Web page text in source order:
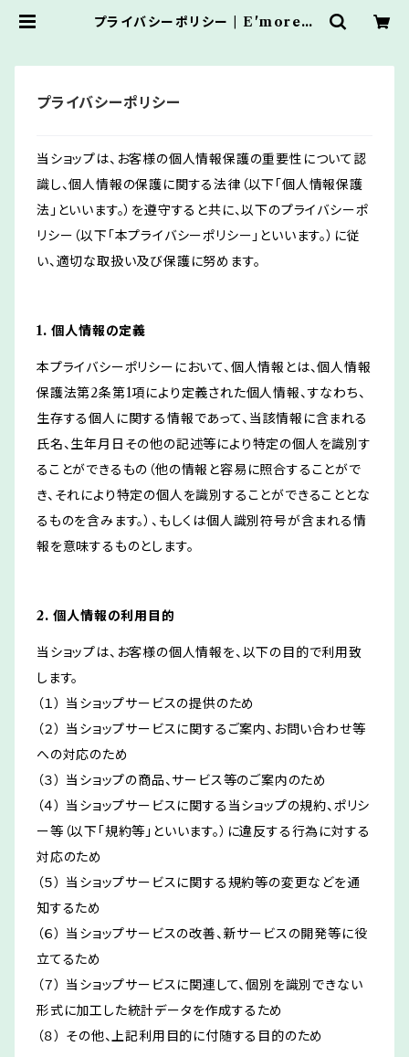
プライバシーポリシー | E'more秋
プライバシーポリシー
当ショップは、お客様の個人情報保護の重要性について認
識し、個人情報の保護に関する法律（以下「個人情報保護
法」といいます。）を遵守すると共に、以下のプライバシーポ
リシー（以下「本プライバシーポリシー」といいます。）に従
い、適切な取扱い及び保護に努めます。
1. 個人情報の定義
本プライバシーポリシーにおいて、個人情報とは、個人情報
保護法第2条第1項により定義された個人情報、すなわち、
生存する個人に関する情報であって、当該情報に含まれる
氏名、生年月日その他の記述等により特定の個人を識別す
ることができるもの（他の情報と容易に照合することがで
き、それにより特定の個人を識別することができることとな
るものを含みます。）、もしくは個人識別符号が含まれる情
報を意味するものとします。
2. 個人情報の利用目的
当ショップは、お客様の個人情報を、以下の目的で利用致
します。
（１） 当ショップサービスの提供のため
（２） 当ショップサービスに関するご案内、お問い合わせ等
への対応のため
（３） 当ショップの商品、サービス等のご案内のため
（４） 当ショップサービスに関する当ショップの規約、ポリシ
ー等（以下「規約等」といいます。）に違反する行為に対する
対応のため
（５） 当ショップサービスに関する規約等の変更などを通
知するため
（６） 当ショップサービスの改善、新サービスの開発等に役
立てるため
（７） 当ショップサービスに関連して、個別を識別できない
形式に加工した統計データを作成するため
（８） その他、上記利用目的に付随する目的のため